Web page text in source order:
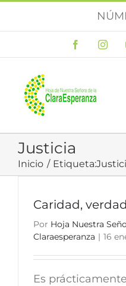
Facebook
Justicia
Inicio Etiqueta:
Caridad,
Por Hoja Nuestra
Claraesperanza | 16
Es